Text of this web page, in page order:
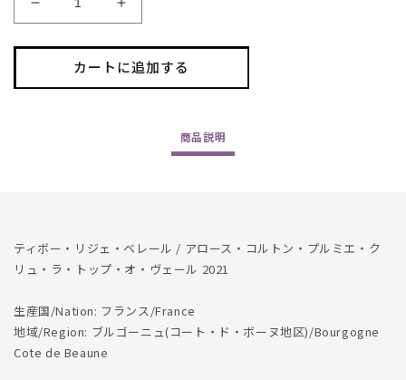
Thibault
Liger-
Belair
Aloxe
2021
の
量
を
減
Thibault
Liger-
Belair
/
Aloxe
量
を
カートに追加する
商品説明
ティボー・リジェ・ベレール / アロース・コルトン・プルミエ・ク
リュ・ラ・トップ・オ・ヴェール 2021
生産国/Nation: フランス/France
地域/Region: ブルゴーニュ(コート・ド・ボーヌ地区)/Bourgogne
Cote de Beaune